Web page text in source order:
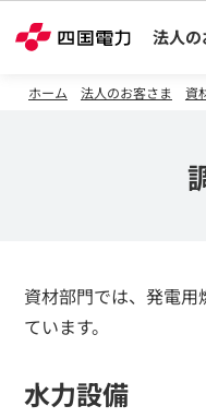
法人の
ホーム 法人のお客さま 資
資材部門では、発電
ています。
水力設備